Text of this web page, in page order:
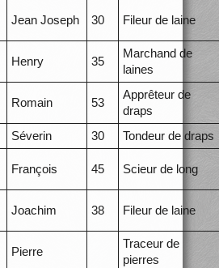
Jean Joseph 30 Fileur de laine
Henry 35
Marchand de
laines
Romain 53
Apprêteur de
draps
Séverin 30
Tondeur de draps
François 45 Scieur de long
Joachim 38 Fileur de laine
Pierre
Traceur de
pierres